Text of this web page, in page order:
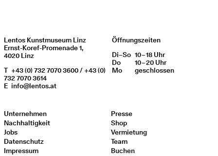
Lentos Kunstmuseum Linz
Ernst-Koref-Promenade 1,
4020 Linz
T +43 (0) 732 7070 3600 / +43 (0)
732 7070 3614
E info@lentos.at
Öffnungszeiten
WochentagÖffnungszeiten
Di–So 10 – 18 Uhr
Do
10 – 20 Uhr
Mo
geschlos­sen
Unternehmen
Nachhaltigkeit
Jobs
Datenschutz
Impressum
Presse
Shop
Vermietung
Team
Buchen